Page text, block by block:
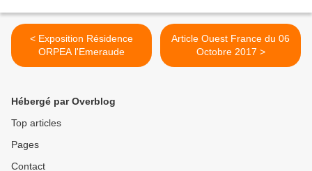
< Exposition Résidence
ORPEA l'Emeraude
Article Ouest France du 06
Octobre 2017 >
Hébergé par Overblog
Top articles
Pages
Contact